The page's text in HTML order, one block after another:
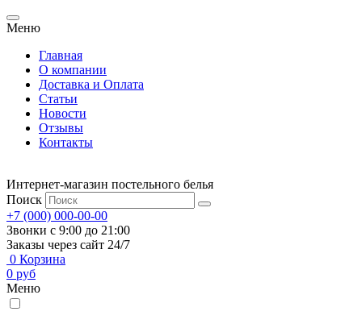
Меню
Главная
О компании
Доставка и Оплата
Статьи
Новости
Отзывы
Контакты
Интернет-магазин постельного белья
Поиск
+7 (000) 000-00-00
Звонки с 9:00 до 21:00
Заказы через сайт 24/7
0 Корзина
0 руб
Меню